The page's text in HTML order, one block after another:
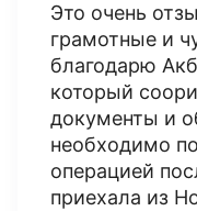
Это очень
грамотные и
благодарю
который
документы и
необходимо
операцией
приехала из